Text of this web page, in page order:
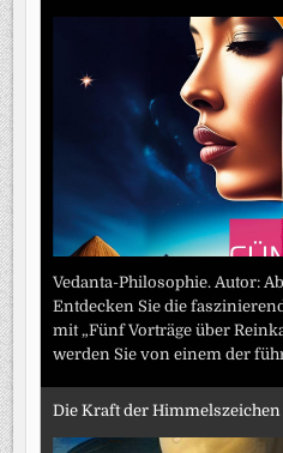
Vedanta-Philosophie. Autor:
Entdecken Sie die
mit „Fünf Vorträge über
werden Sie von einem der
Die Kraft der Himmelszeichen